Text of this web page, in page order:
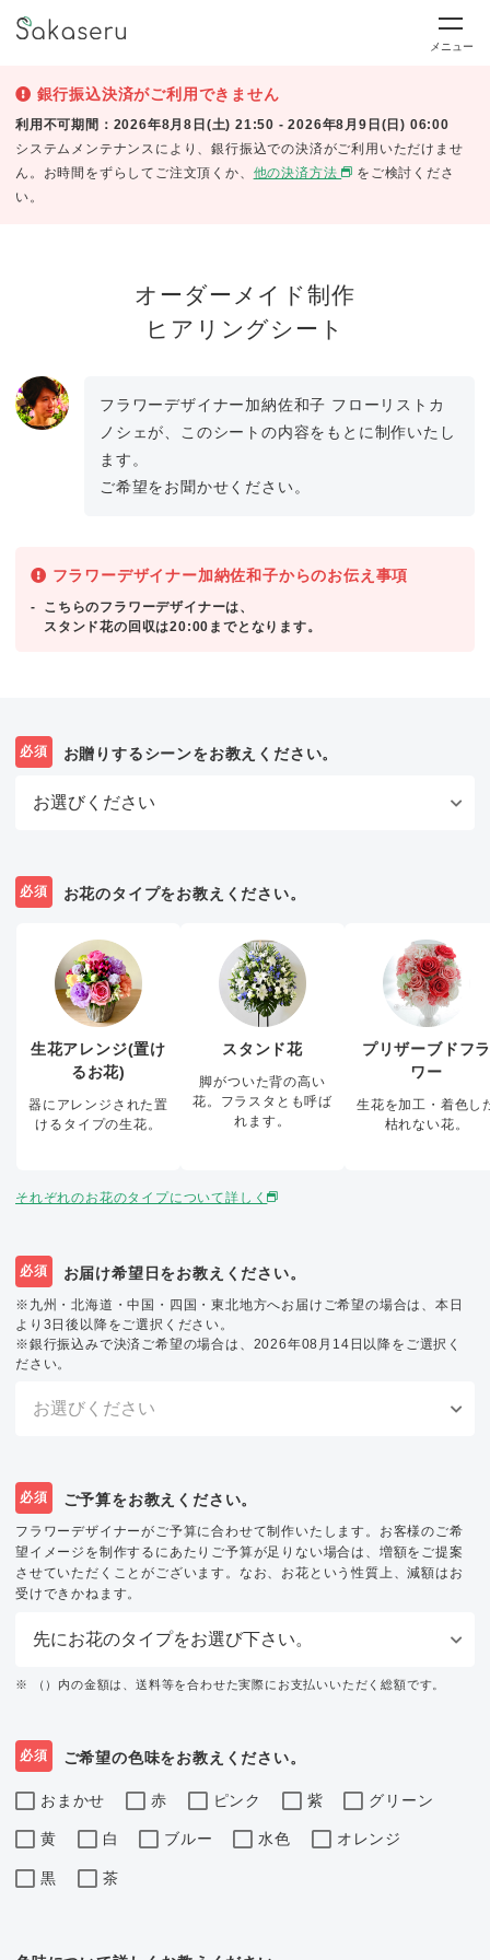
メニュー
銀行振込決済がご利用できません
利用不可期間：2026年8月8日(土) 21:50 - 2026年8月9日(日) 06:00
システムメンテナンスにより、銀行振込での決済がご利用いただけませ
ん。お時間をずらしてご注文頂くか、 他の決済方法
をご検討くださ
い。
オーダーメイド制作
ヒアリングシート
フラワーデザイナー加納佐和子 フローリストカ
ノシェが、このシートの内容をもとに制作いたし
ます。
ご希望をお聞かせください。
フラワーデザイナー加納佐和子からのお伝え事項
こちらのフラワーデザイナーは、
スタンド花の回収は20:00までとなります。
必須 お贈りするシーンをお教えください。
必須 お花のタイプをお教えください。
生花アレンジ(置け
るお花)
器にアレンジされた置
けるタイプの生花。
スタンド花
脚がついた背の高い
花。フラスタとも呼ば
れます。
プリザーブドフ
ワー
生花を加工・着色し
枯れない花。
それぞれのお花のタイプについて詳しく
必須 お届け希望日をお教えください。
※九州・北海道・中国・四国・東北地方へお届けご希望の場合は、本日
より3日後以降をご選択ください。
※銀行振込みで決済ご希望の場合は、2026年08月14日以降をご選択く
ださい。
必須 ご予算をお教えください。
フラワーデザイナーがご予算に合わせて制作いたします。お客様のご希
望イメージを制作するにあたりご予算が足りない場合は、増額をご提案
させていただくことがございます。なお、お花という性質上、減額はお
受けできかねます。
※ （）内の金額は、送料等を合わせた実際にお支払いいただく総額です。
必須 ご希望の色味をお教えください。
おまかせ 赤 ピンク 紫 グリーン
黄 白 ブルー 水色 オレンジ
黒 茶